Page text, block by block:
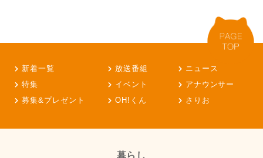
新着一覧 放送番組
ニュース
特集
イベント
アナウンサー
募集&プレゼント
OH!くん さりお
暮らし